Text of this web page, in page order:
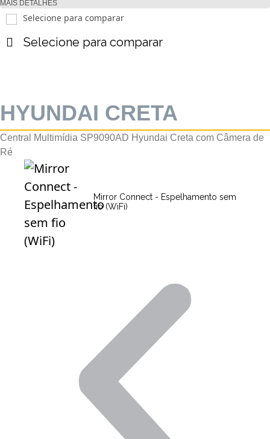
MAIS DETALHES
Selecione para comparar
Selecione para comparar
HYUNDAI CRETA
Central Multimídia SP9090AD Hyundai Creta com Câmera de
Ré
Mirror Connect - Espelhamento sem
fio (WiFi)